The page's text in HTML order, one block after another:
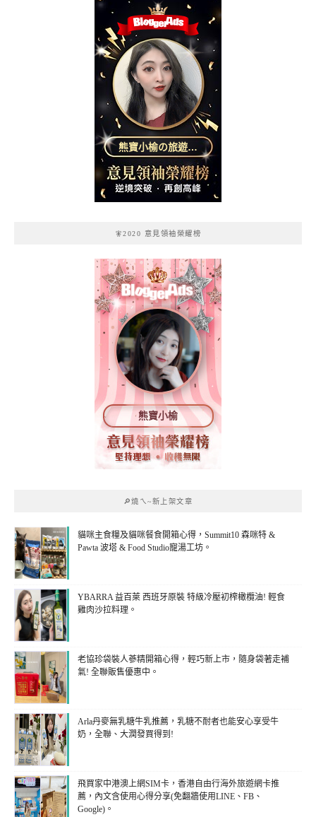
熊寶小榆の旅遊日
記
🧚2020 意見領袖榮耀榜
熊寶小榆
🔎燒ㄟ~新上架文章
貓咪主食糧及貓咪餐食開箱心得，Summit10 森咪特 &
Pawta 波塔 & Food Studio寵湯工坊。
YBARRA 益百萊 西班牙原裝 特級冷壓初榨橄欖油! 輕食
雞肉沙拉料理。
老協珍袋裝人蔘精開箱心得，輕巧新上市，隨身袋著走補
氣! 全聯販售優惠中。
Arla丹麥無乳糖牛乳推薦，乳糖不耐者也能安心享受牛
奶，全聯、大潤發買得到!
飛買家中港澳上網SIM卡，香港自由行海外旅遊網卡推
薦，內文含使用心得分享(免翻牆使用LINE、FB、
Google)。